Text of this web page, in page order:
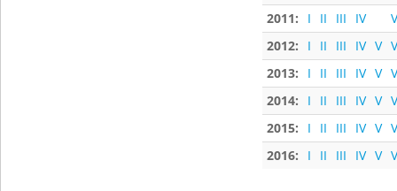
2011:
I II III IV
2012:
I II III IV V
2013:
I II III IV V
2014:
I II III IV V
2015:
I II III IV V
2016:
I II III IV V